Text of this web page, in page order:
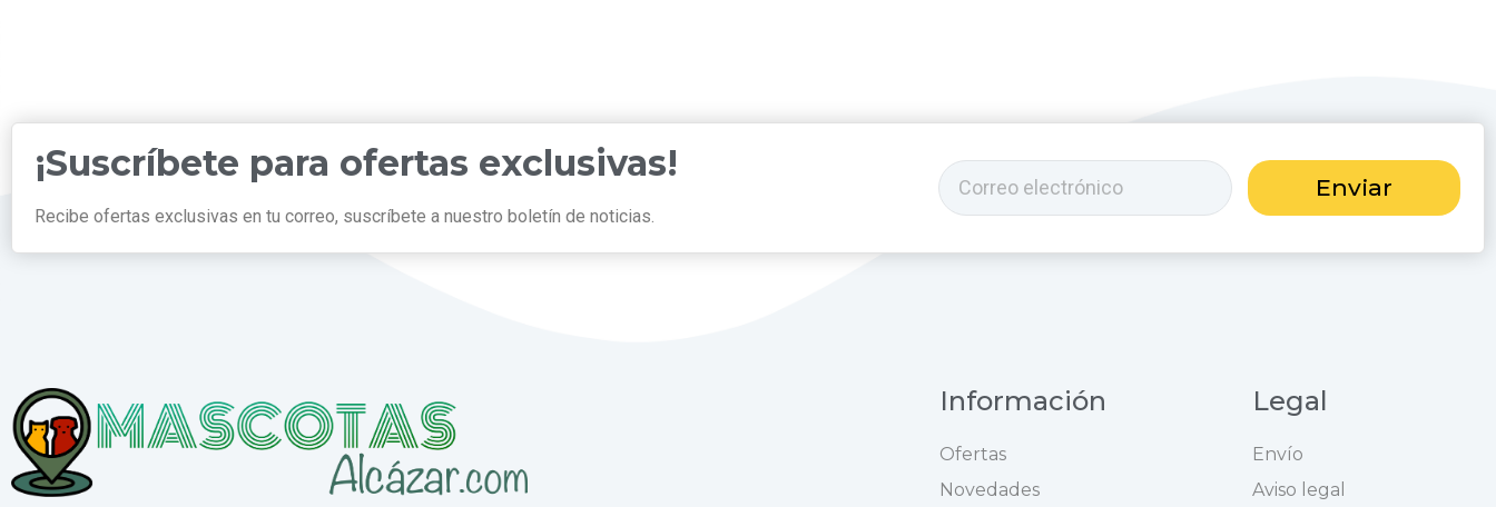
¡Suscríbete para ofertas exclusivas!
Recibe ofertas exclusivas en tu correo, suscríbete a nuestro boletín de noticias.
Enviar
Información
Ofertas
Novedades
Legal
Envío
Aviso legal